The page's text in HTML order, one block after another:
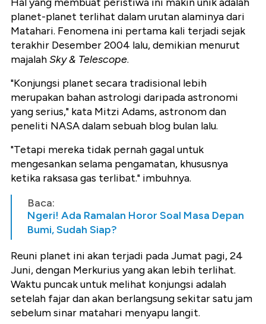
planet-planet terlihat dalam urutan alaminya dari
Matahari. Fenomena ini pertama kali terjadi sejak
terakhir Desember 2004 lalu, demikian menurut
majalahSky & Telescope.
"Konjungsi planet secara tradisional lebih
merupakan bahan astrologi daripada astronomi
yang serius," kata Mitzi Adams, astronom dan
peneliti NASA dalam sebuah blog bulan lalu.
"Tetapi mereka tidak pernah gagal untuk
mengesankan selama pengamatan, khususnya
ketika raksasa gas terlibat." imbuhnya.
Baca:
Ngeri! Ada Ramalan Horor Soal Masa Depan
Bumi, Sudah Siap?
Reuni planet ini akan terjadi pada Jumat pagi, 24
Juni, dengan Merkurius yang akan lebih terlihat.
Waktu puncak untuk melihat konjungsi adalah
setelah fajar dan akan berlangsung sekitar satu jam
sebelum sinar matahari menyapu langit.